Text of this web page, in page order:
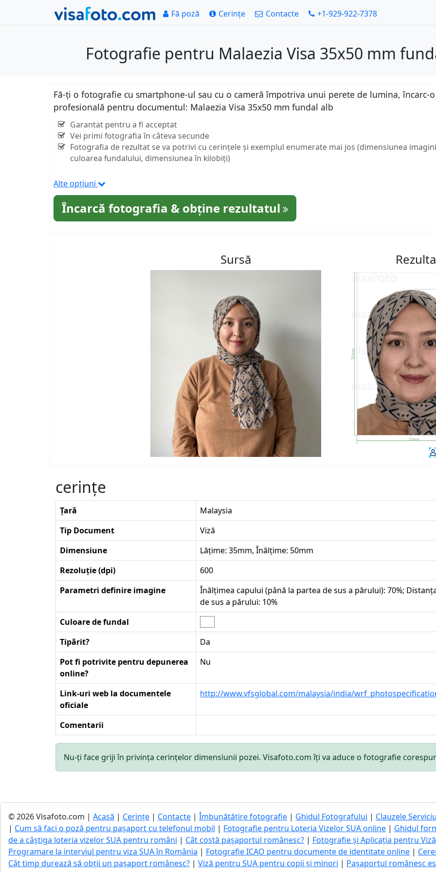
Fă poză Cerințe Contacte +1-929-922-7378
Fotografie pentru Malaezia Visa 35x50 mm
Fă-ți o fotografie cu smartphone-ul sau cu o cameră împotriva unui perete de lumina,
profesională pentru documentul: Malaezia Visa 35x50 mm fundal alb
Garantat pentru a fi acceptat
Vei primi fotografia în câteva secunde
Fotografia de rezultat se va potrivi cu cerințele și exemplul enumerate mai jos (dimensiunea
culoarea fundalului, dimensiunea în kilobiți)
Alte opțiuni
Încarcă fotografia & obține rezultatul
Sursă
cerinţe
Țară
Malaysia
Tip Document
Viză
Dimensiune
Lățime: 35mm, Înălțime: 50mm
Rezoluție (dpi)
600
Parametri definire imagine
Înălțimea capului (până la partea de sus a părului): 70%;
de sus a părului: 10%
Culoare de fundal
Tipărit?
Da
Pot fi potrivite pentru depunerea
online?
Nu
Link-uri web la documentele
oficiale
http://www.vfsglobal.com/malaysia/india/
Comentarii
Nu-ți face griji în privința cerințelor dimensiunii pozei. Visafoto.com îți va aduce o fotografie
© 2026 Visafoto.com | Acasă | Cerințe | Contacte | Îmbunătățire fotografie | Ghidul Fotografului | Clauzele
| Cum să faci o poză pentru pașaport cu telefonul mobil | Fotografie pentru Loteria Vizelor SUA online | Ghidul
de a câștiga loteria vizelor SUA pentru români | Cât costă pașaportul românesc? | Fotografie și Aplicația pentru
Programare la interviul pentru viza SUA în România | Fotografie ICAO pentru documente de identitate online |
Cât timp durează să obții un pașaport românesc? | Viză pentru SUA pentru copii și minori | Pașaportul românesc